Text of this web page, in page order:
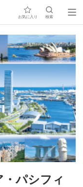
お気に入り 検索
パシフィ